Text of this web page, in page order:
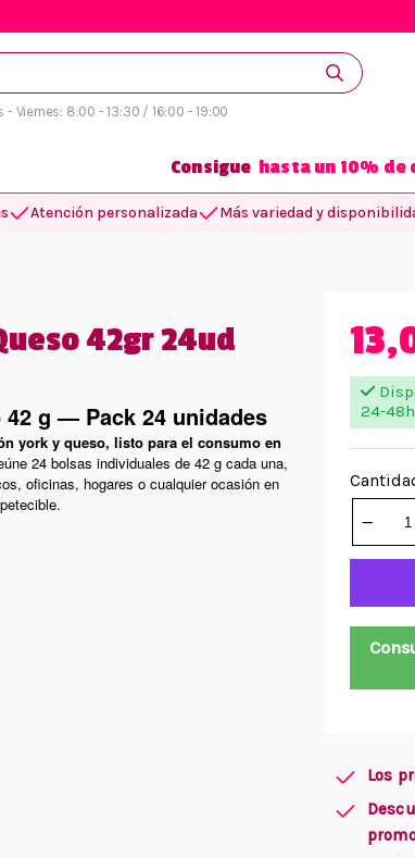
- Viernes: 8:00 - 13:30 / 16:00 - 19:00
Consigue hasta un 10% de
Atención personalizada Más variedad y
42gr 24ud
g — Pack 24 unidades
york y queso, listo para el consumo en
24 bolsas individuales de 42 g cada una,
oficinas, hogares o cualquier ocasión en
24-48h
Los